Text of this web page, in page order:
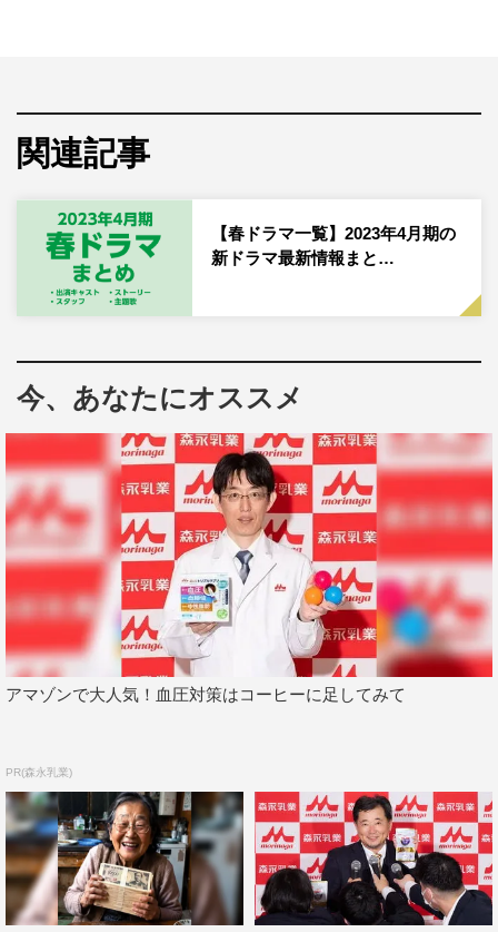
2023年4月8日（土）スタート
毎週土曜 深夜2時30分
ABCテレビ
2023年4月9日（日）スタート
毎週日曜 午後11時55分
原作は星来の話題作。3人組の人気動画配信グループ「コ
ズミック」のメンバーに本気で恋している女性ファンの純
粋で真っすぐな「恋心」がいつしか「ガチ恋」に変わり、
「好意」は「憎悪」に変化。彼女たちの過激な恋愛バトル
が繰り広げられる一方で、思わず共感してしまう繊細な恋
心が丁寧に描かれる。
『ガチ恋粘着獣』出演キャスト
花織琴乃…石井杏奈
スバル…井上想良
コスモ…山下幸輝
ギンガ…松本大輝
りこめろ…中田クルミ
関連記事
【春ドラマ一覧】2023年4月期の
新ドラマ最新情報まと…
今、あなたにオススメ
アマゾンで大人気！血圧対策はコーヒーに足してみて
PR(森永乳業)